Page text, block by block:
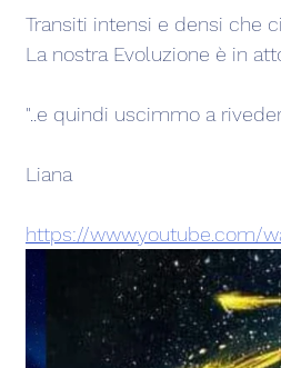
Transiti intensi e densi che
La nostra Evoluzione è in
"..e quindi uscimmo a
Liana
https://www.youtube.com/